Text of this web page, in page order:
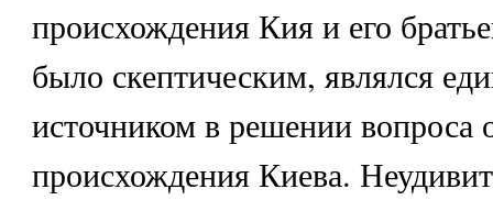
происхождения Кия и его
было скептическим, являлся
источником в решении вопроса
происхождения Киева.